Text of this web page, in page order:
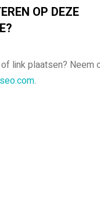
OP DEZE
link plaatsen? Neem
.